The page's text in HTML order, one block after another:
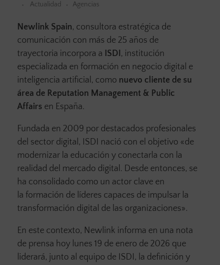
Actualidad
Agencias
Newlink Spain, consultora estratégica de
comunicación con más de 25 años de
trayectoria incorpora a ISDI, institución
especializada en formación en negocio digital e
inteligencia artificial, como nuevo cliente de su
área de Reputation Management & Public
Affairs en España.
Fundada en 2009 por destacados profesionales
del sector digital, ISDI nació con el objetivo «de
modernizar la educación y conectarla con la
realidad del mercado digital. Desde entonces, se
ha consolidado como un actor clave en
la formación de líderes capaces de impulsar la
transformación digital de las organizaciones».
En este contexto, Newlink informa en una nota
de prensa hoy lunes 19 de enero de 2026 que
liderará, junto al equipo de ISDI, la definición y